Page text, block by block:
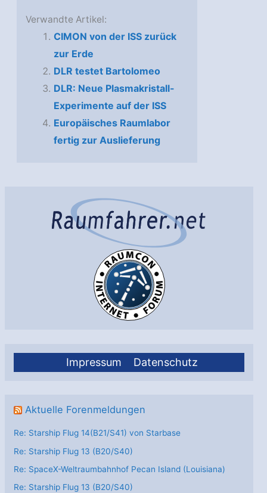
Impressum Datenschutz
Aktuelle Forenmeldungen
Re: Starship Flug 14(B21/S41) von Starbase
Re: Starship Flug 13 (B20/S40)
Re: SpaceX-Weltraumbahnhof Pecan Island (Louisiana)
Re: Starship Flug 13 (B20/S40)
Verwandte Artikel:
CIMON von der ISS zurück
zur Erde
DLR testet Bartolomeo
DLR: Neue Plasmakristall-
Experimente auf der ISS
Europäisches Raumlabor
fertig zur Auslieferung